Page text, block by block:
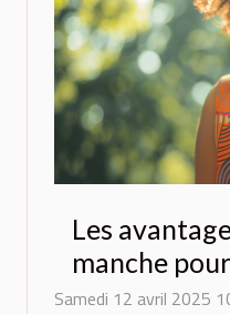
Les
manche
mode
Samedi 12 avril 2025